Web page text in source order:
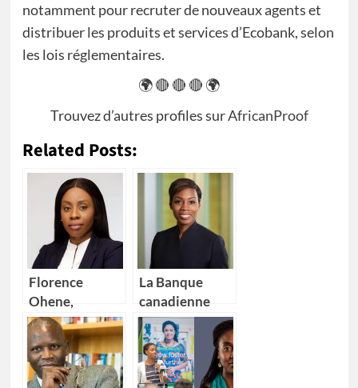
notamment pour recruter de nouveaux agents et
distribuer les produits et services d’Ecobank, selon
les lois réglementaires.
🌍 🔴 🔴 🔴 🌍
Trouvez d’autres profiles surAfricanProof
Related Posts:
Florence
Ohene,
nouvelle
Directrice
générale d’IBM
Ghana
La Banque
canadienne
impériale de
commerce
(CIBC) nomme
Kikelomo